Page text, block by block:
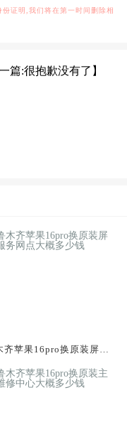
证明,我们将在第一时间删除相
一篇:很抱歉没有了】
齐苹果16pro换原装屏幕